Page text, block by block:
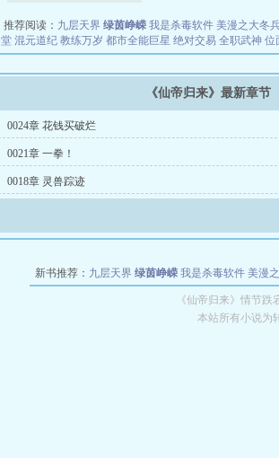
推荐阅读： 九层天界 绿茵峥嵘 我是杀毒软件 美漫之大冬
堂 混元道纪 教练万岁 都市全能巨星 绝对交易 全职武神 位
《仙帝归来》最新章节
0024章 花钱买破烂
0021章 一拳！
0018章 灵兽踪迹
新书推荐： 九层天界 绿茵峥嵘 我是杀毒软件 美漫
教练万岁 都市全能巨星 绝
《仙帝归来》情节
本站所有小说为